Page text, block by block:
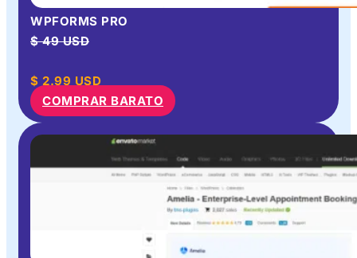
WPFORMS PRO
$ 49 USD
$ 2.99 USD
COMPRAR BARATO